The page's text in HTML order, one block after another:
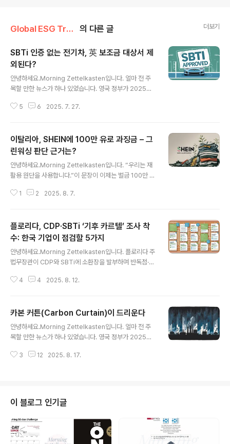
Global ESG Trends & Standards 의 다른 글 더보기
SBTi 인증 없는 전기차, 英 보조금 대상서 제
외된다?
안녕하세요.Morning Zettelkasten입니다. 얼마 전 주
목할 만한 뉴스가 하나 있었습니다. 영국 정부가 2025년
ant, ECG)’에서, SBTi 승인을 받지 않은 기업은 보조금을
차 구매를 장려하고 친환경 전환을 가속화하기 위해 새로
운 전기차 보조금 제도를 시행하고 있습니다. 이 제도는 전
기차 구매자에게 최대 3,750파운드(한화 약 640만 원)의
보조금을 지원하며, 탄소중립 목표 달성을 위한 노력의 일
이니셔티브(SBTi) 승인을 요구하고 있어, 국내..
5 6 2025. 7. 27.
이탈리아, SHEIN에 100만 유로 과징금 – 그
린워싱 판단 근거는?
안녕하세요.Morning Zettelkasten입니다. “우리는 재
활용 원단을 사용합니다.”이 문장이 이제는 벌금 100만 유
패스트패션 브랜드 SHEIN에 대해 ‘그린워싱’ 혐의로 100
지만 여기서 중요한 건 단지 SHEIN이라는 기업 하나의 문
제가 아닙니다.지금 이 순간에도 많은 브랜드들이 "친환
경", "지속가능"이라는 단어를 아무 설명 없이 마케팅 도구
로만 사용하고 있기 때문입니다. 이제 ESG 커뮤니케이션
도 ‘진실성’이 생존 전략입니다.이 글에서는✔️ 이번 이슈의
핵심 쟁점✔️ 왜 그린워싱이 문제인지✔️ 국내 기업들에게
1 2 2025. 8. 7.
플로리다, CDP·SBTi ‘기후 카르텔’ 조사 착
수: 한국 기업이 점검할 5가지
안녕하세요.Morning Zettelkasten입니다. 플로리다 주
법무장관이 CDP와 SBTi에 소환장을 발부하며 반독점·기
을 ‘기후 카르텔(Climate Cartel)’로 지칭한 점이 눈에 띕
DP·SBTi를 대상으로 소환장을 발부하고 조사를 개시. 쟁
점은 ① 기업에 유료 서비스를 사실상 강제했는지, ② 점수
·검증의 객관성을 오도했는지, ③ 금융기관과의 공동행위
카르텔’로 지칭.8월 5일: ESG Today가 사건 개요 보도.
4 4 2025. 8. 12.
카본 커튼(Carbon Curtain)이 드리운다
안녕하세요.Morning Zettelkasten입니다. 얼마 전 주
목할 만한 뉴스가 하나 있었습니다. 영국 정부가 2025년
ant, ECG)’에서 SBTi 승인을 받지 않은 기업은 보조금을
택도 없다”는 신호를 보낸 셈입니다.국경에서도 비슷한 일
이 벌어지고 있습니다. 이름하여 CBAM(Carbon Borde
r Adjustment Mechanism). 유럽은 “우리 시장에 들어
오려면, 너희 제품이 배출한 탄소만큼의 비용을 똑바로 지
불하라”고 요구합니다. 저는 이 장..
3 12 2025. 8. 17.
이 블로그 인기글